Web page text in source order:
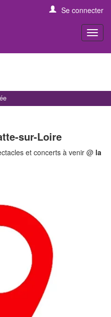
Se connecter
sur-Loire
et concerts à venir @ la